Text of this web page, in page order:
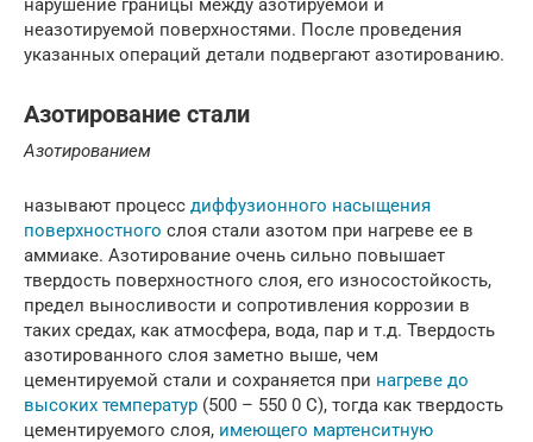
нарушение границы между азотируемой и
неазотируемой поверхностями. После проведения
указанных операций детали подвергают азотированию.
Азотирование стали
Азотированием
называют процесс диффузионного насыщения
поверхностного слоя стали азотом при нагреве ее в
аммиаке. Азотирование очень сильно повышает
твердость поверхностного слоя, его износостойкость,
предел выносливости и сопротивления коррозии в
таких средах, как атмосфера, вода, пар и т.д. Твердость
азотированного слоя заметно выше, чем
цементируемой стали и сохраняется при нагреве до
высоких температур (500 – 550 0 С), тогда как твердость
цементируемого слоя, имеющего мартенситную